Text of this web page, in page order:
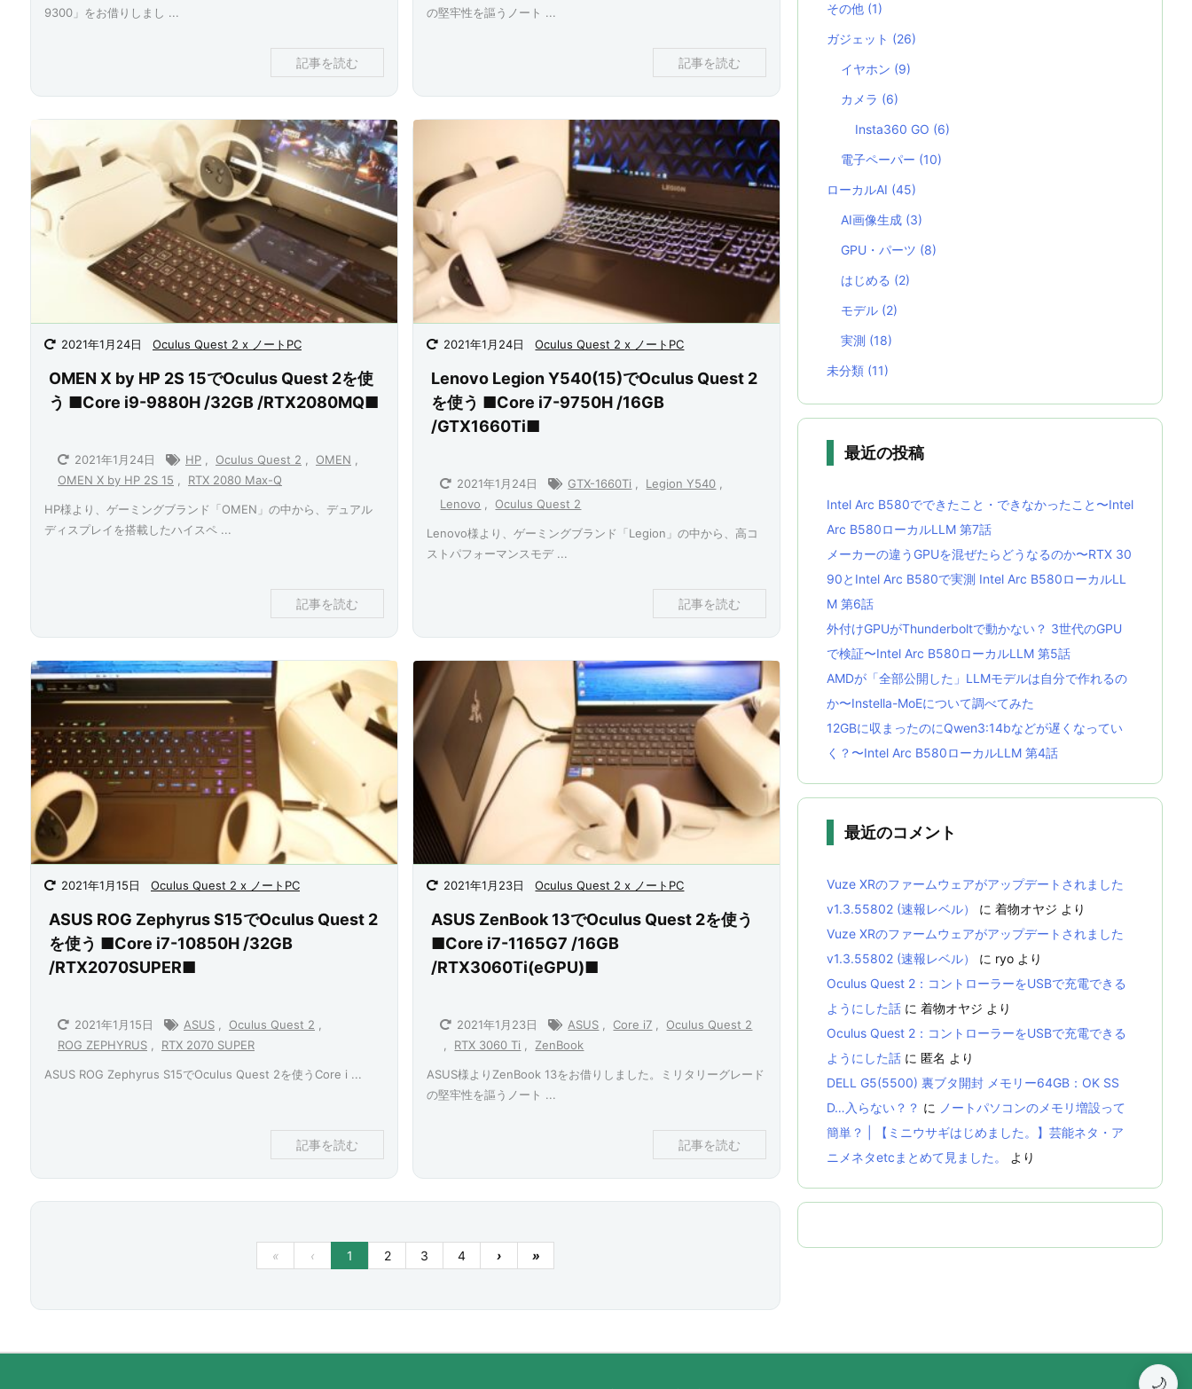
9300」をお借りしまし ...
記事を読む
の堅牢性を謳うノート ...
記事を読む
2021年1月24日 Oculus Quest 2 x ノートPC
OMEN X by HP 2S 15でOculus Quest 2を使
う ■Core i9-9880H /32GB /RTX2080MQ■
2021年1月24日 HP Oculus Quest 2 OMEN
OMEN X by HP 2S 15
RTX 2080 Max-Q
HP様より、ゲーミングブランド「OMEN」の中から、デュアル
ディスプレイを搭載したハイスペ ...
記事を読む
2021年1月24日 Oculus Quest 2 x ノートPC
Lenovo Legion Y540(15)でOculus Quest 2
を使う ■Core i7-9750H /16GB
/GTX1660Ti■
2021年1月24日 GTX-1660Ti Legion Y540
Lenovo
Oculus Quest 2
Lenovo様より、ゲーミングブランド「Legion」の中から、高コ
ストパフォーマンスモデ ...
記事を読む
2021年1月15日 Oculus Quest 2 x ノートPC
ASUS ROG Zephyrus S15でOculus Quest 2
を使う ■Core i7-10850H /32GB
/RTX2070SUPER■
2021年1月15日 ASUS Oculus Quest 2
ROG ZEPHYRUS
RTX 2070 SUPER
ASUS ROG Zephyrus S15でOculus Quest 2を使うCore i ...
記事を読む
2021年1月23日 Oculus Quest 2 x ノートPC
ASUS ZenBook 13でOculus Quest 2を使う
■Core i7-1165G7 /16GB
/RTX3060Ti(eGPU)■
2021年1月23日 ASUS Core i7
Oculus Quest 2
RTX 3060 Ti ZenBook
ASUS様よりZenBook 13をお借りしました。ミリタリーグレード
の堅牢性を謳うノート ...
記事を読む
« ‹ 1 2 3 4 › »
その他 (1)
ガジェット (26)
イヤホン (9)
カメラ (6)
Insta360 GO (6)
電子ペーパー (10)
ローカルAI (45)
AI画像生成 (3)
GPU・パーツ (8)
はじめる (2)
モデル (2)
実測 (18)
未分類 (11)
最近の投稿
Intel Arc B580でできたこと・できなかったこと〜Intel
Arc B580ローカルLLM 第7話
メーカーの違うGPUを混ぜたらどうなるのか〜RTX 30
90とIntel Arc B580で実測 Intel Arc B580ローカルLL
M 第6話
外付けGPUがThunderboltで動かない？ 3世代のGPU
で検証〜Intel Arc B580ローカルLLM 第5話
AMDが「全部公開した」LLMモデルは自分で作れるの
か〜Instella-MoEについて調べてみた
12GBに収まったのにQwen3:14bなどが遅くなってい
く？〜Intel Arc B580ローカルLLM 第4話
最近のコメント
Vuze XRのファームウェアがアップデートされました
v1.3.55802 (速報レベル）
に 着物オヤジ より
Vuze XRのファームウェアがアップデートされました
v1.3.55802 (速報レベル）
に ryo より
Oculus Quest 2：コントローラーをUSBで充電できる
ようにした話 に 着物オヤジ より
Oculus Quest 2：コントローラーをUSBで充電できる
ようにした話 に 匿名 より
DELL G5(5500) 裏ブタ開封 メモリー64GB：OK SS
D…入らない？？ に ノートパソコンのメモリ増設って
簡単？ | 【ミニウサギはじめました。】芸能ネタ・ア
ニメネタetcまとめて見ました。
より
🌙